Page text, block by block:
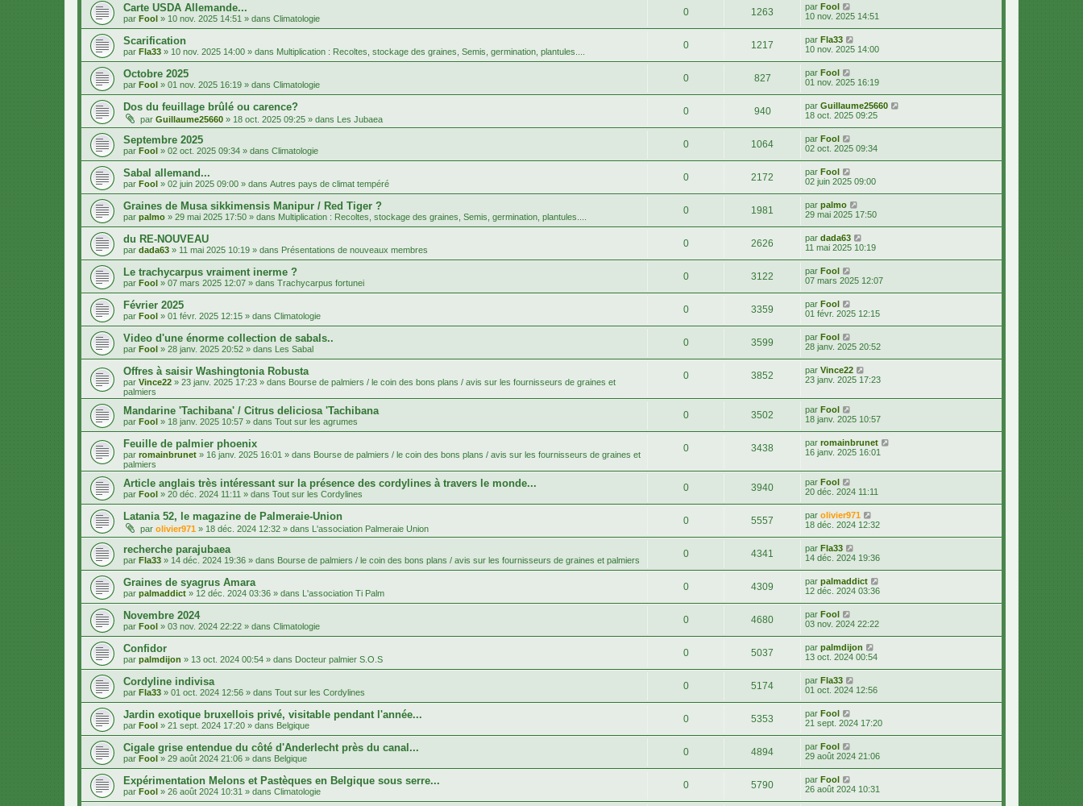
Carte USDA Allemande...
par Fool » 10 nov. 2025 14:51 » dans Climatologie
0 1263 par Fool
10 nov. 2025 14:51
Scarification
par Fla33 » 10 nov. 2025 14:00 » dans Multiplication : Recoltes, stockage des graines, Semis, germination, plantules....
0 1217 par Fla33
10 nov. 2025 14:00
Octobre 2025
par Fool » 01 nov. 2025 16:19 » dans Climatologie
0 827 par Fool
01 nov. 2025 16:19
Dos du feuillage brûlé ou carence?
par Guillaume25660 » 18 oct. 2025 09:25 » dans Les Jubaea
0 940 par Guillaume25660
18 oct. 2025 09:25
Septembre 2025
par Fool » 02 oct. 2025 09:34 » dans Climatologie
0 1064 par Fool
02 oct. 2025 09:34
Sabal allemand...
par Fool » 02 juin 2025 09:00 » dans Autres pays de climat tempéré
0 2172 par Fool
02 juin 2025 09:00
Graines de Musa sikkimensis Manipur / Red Tiger ?
par palmo » 29 mai 2025 17:50 » dans Multiplication : Recoltes, stockage des graines, Semis, germination, plantules....
0 1981 par palmo
29 mai 2025 17:50
du RE-NOUVEAU
par dada63 » 11 mai 2025 10:19 » dans Présentations de nouveaux membres
0 2626 par dada63
11 mai 2025 10:19
Le trachycarpus vraiment inerme ?
par Fool » 07 mars 2025 12:07 » dans Trachycarpus fortunei
0 3122 par Fool
07 mars 2025 12:07
Février 2025
par Fool » 01 févr. 2025 12:15 » dans Climatologie
0 3359 par Fool
01 févr. 2025 12:15
Video d'une énorme collection de sabals..
par Fool » 28 janv. 2025 20:52 » dans Les Sabal
0 3599 par Fool
28 janv. 2025 20:52
Offres à saisir Washingtonia Robusta
par Vince22 » 23 janv. 2025 17:23 » dans Bourse de palmiers / le coin des bons plans / avis sur les fournisseurs de graines et
palmiers
0 3852 par Vince22
23 janv. 2025 17:23
Mandarine 'Tachibana' / Citrus deliciosa 'Tachibana
par Fool » 18 janv. 2025 10:57 » dans Tout sur les agrumes
0 3502 par Fool
18 janv. 2025 10:57
Feuille de palmier phoenix
par romainbrunet » 16 janv. 2025 16:01 » dans Bourse de palmiers / le coin des bons plans / avis sur les fournisseurs de graines et
palmiers
0 3438 par romainbrunet
16 janv. 2025 16:01
Article anglais très intéressant sur la présence des cordylines à travers le monde...
par Fool » 20 déc. 2024 11:11 » dans Tout sur les Cordylines
0 3940 par Fool
20 déc. 2024 11:11
Latania 52, le magazine de Palmeraie-Union
par olivier971 » 18 déc. 2024 12:32 » dans L'association Palmeraie Union
0 5557 par olivier971
18 déc. 2024 12:32
recherche parajubaea
par Fla33 » 14 déc. 2024 19:36 » dans Bourse de palmiers / le coin des bons plans / avis sur les fournisseurs de graines et palmiers
0 4341 par Fla33
14 déc. 2024 19:36
Graines de syagrus Amara
par palmaddict » 12 déc. 2024 03:36 » dans L'association Ti Palm
0 4309 par palmaddict
12 déc. 2024 03:36
Novembre 2024
par Fool » 03 nov. 2024 22:22 » dans Climatologie
0 4680 par Fool
03 nov. 2024 22:22
Confidor
par palmdijon » 13 oct. 2024 00:54 » dans Docteur palmier S.O.S
0 5037 par palmdijon
13 oct. 2024 00:54
Cordyline indivisa
par Fla33 » 01 oct. 2024 12:56 » dans Tout sur les Cordylines
0 5174 par Fla33
01 oct. 2024 12:56
Jardin exotique bruxellois privé, visitable pendant l'année...
par Fool » 21 sept. 2024 17:20 » dans Belgique
0 5353 par Fool
21 sept. 2024 17:20
Cigale grise entendue du côté d'Anderlecht près du canal...
par Fool » 29 août 2024 21:06 » dans Belgique
0 4894 par Fool
29 août 2024 21:06
Expérimentation Melons et Pastèques en Belgique sous serre...
par Fool » 26 août 2024 10:31 » dans Climatologie
0 5790 par Fool
26 août 2024 10:31